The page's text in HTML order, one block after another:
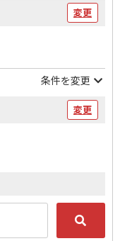
変更
条件を変更
変更